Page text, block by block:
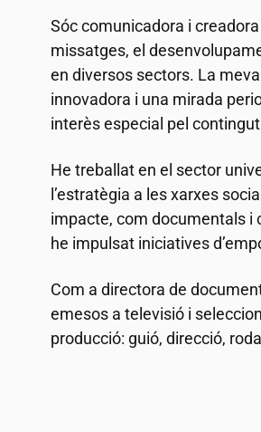
Sóc comunicadora i
missatges, el
en diversos sectors. La
innovadora i una mirada
interès especial pel
He treballat en el sector
l’estratègia a les xarxes
impacte, com documentals i
he impulsat iniciatives
Com a directora de
emesos a televisió i
producció: guió, direcció,